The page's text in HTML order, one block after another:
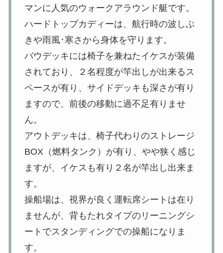
マンに人気のウォークアラウンド艇です。
ハードトップカディーは、航行時の波しぶ
きや雨風･寒さから身体を守ります。
バウデッキには椅子を兼ねたイケスが装備
されており、２名程度が竿出しが出来るス
ペースが有り、サイドデッキも深さが有り
ますので、前後の移動に過不足有りませ
ん。
アウトデッキは、椅子代わりのストレージ
BOX（燃料タンク）が有り、やや狭く感じ
ますが、イケスも有り２名が竿出し出来ま
す。
操船場は、視界が良く運転席シートは在り
ませんが、背もたれタイプのリーニングシ
ートでスタンディングでの操船になりま
す。